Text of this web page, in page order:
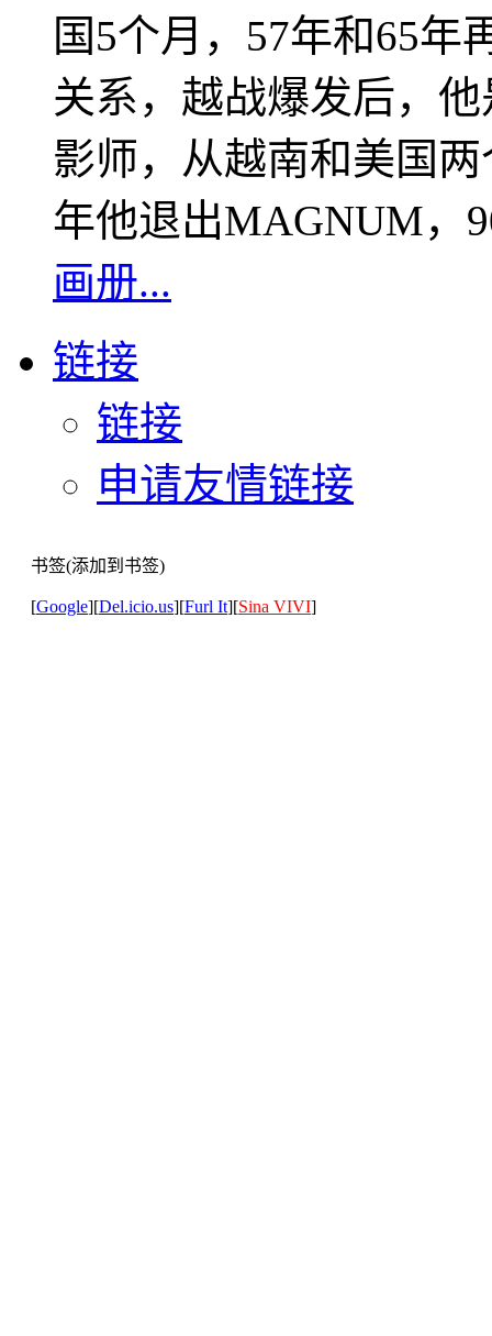
国5个月，57年和65年
关系，越战爆发后，
影师，从越南和美国
年他退出MAGNUM，
画册...
链接
链接
申请友情链接
书签(添加到书签)
[Google][Del.icio.us][Furl It][Sina VIVI]